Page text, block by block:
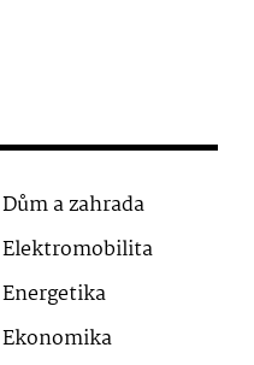
Dům a zahrada
Elektromobilita
Energetika
Ekonomika